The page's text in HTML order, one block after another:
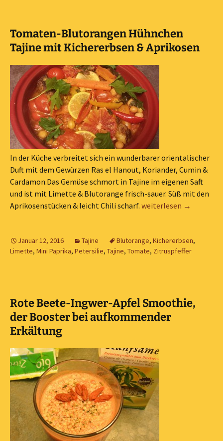
Tomaten-Blutorangen Hühnchen
Tajine mit Kichererbsen & Aprikosen
In der Küche verbreitet sich ein wunderbarer orientalischer
Duft mit dem Gewürzen Ras el Hanout, Koriander, Cumin &
Cardamon.Das Gemüse schmort in Tajine im eigenen Saft
und ist mit Limette & Blutorange frisch-sauer. Süß mit den
Aprikosenstücken & leicht Chili scharf. Tomaten-Blutorangen
weiterlesen →
Januar 12, 2016 Tajine Blutorange, Kichererbsen,
Limette, Mini Paprika, Petersilie, Tajine, Tomate, Zitruspfeffer
Rote Beete-Ingwer-Apfel Smoothie,
der Booster bei aufkommender
Erkältung